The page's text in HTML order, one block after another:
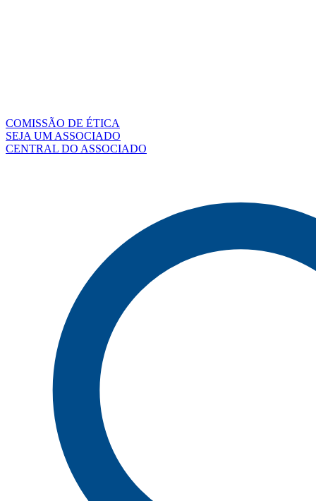
COMISSÃO DE ÉTICA
SEJA UM ASSOCIADO
CENTRAL DO ASSOCIADO